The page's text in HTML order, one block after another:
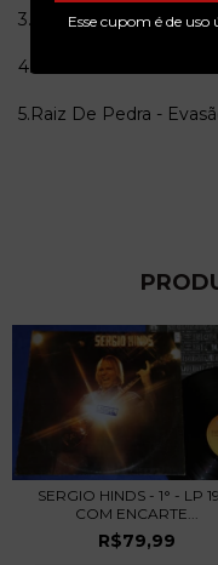
Esse cupom é de
3.Giba Giba E Toneco -
4.Kim Ribeiro - Rosa
5.Raiz De Pedra -
SERGIO HINDS - 1° - LP
COM ENCARTE...
R$79,99